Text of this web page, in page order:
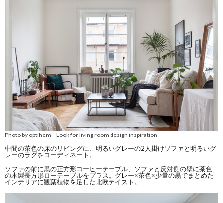
Photo by optihem –Look for living room design inspiration
中間の茶色の床のリビングに、明るいグレーの2人掛けソファと明るいグ
レーのラグをコーディネート。
ソファの前に黒の正方形コーヒーテーブル、ソファと反対側の壁に茶色
の木製長方形ローテーブルをプラス。グレー×茶色×少量の黒でまとめた
インテリアに観葉植物を足した北欧テイスト。